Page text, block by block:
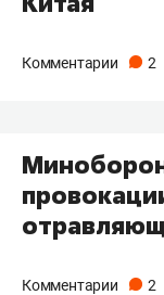
Комментарии 2
Комментарии 2